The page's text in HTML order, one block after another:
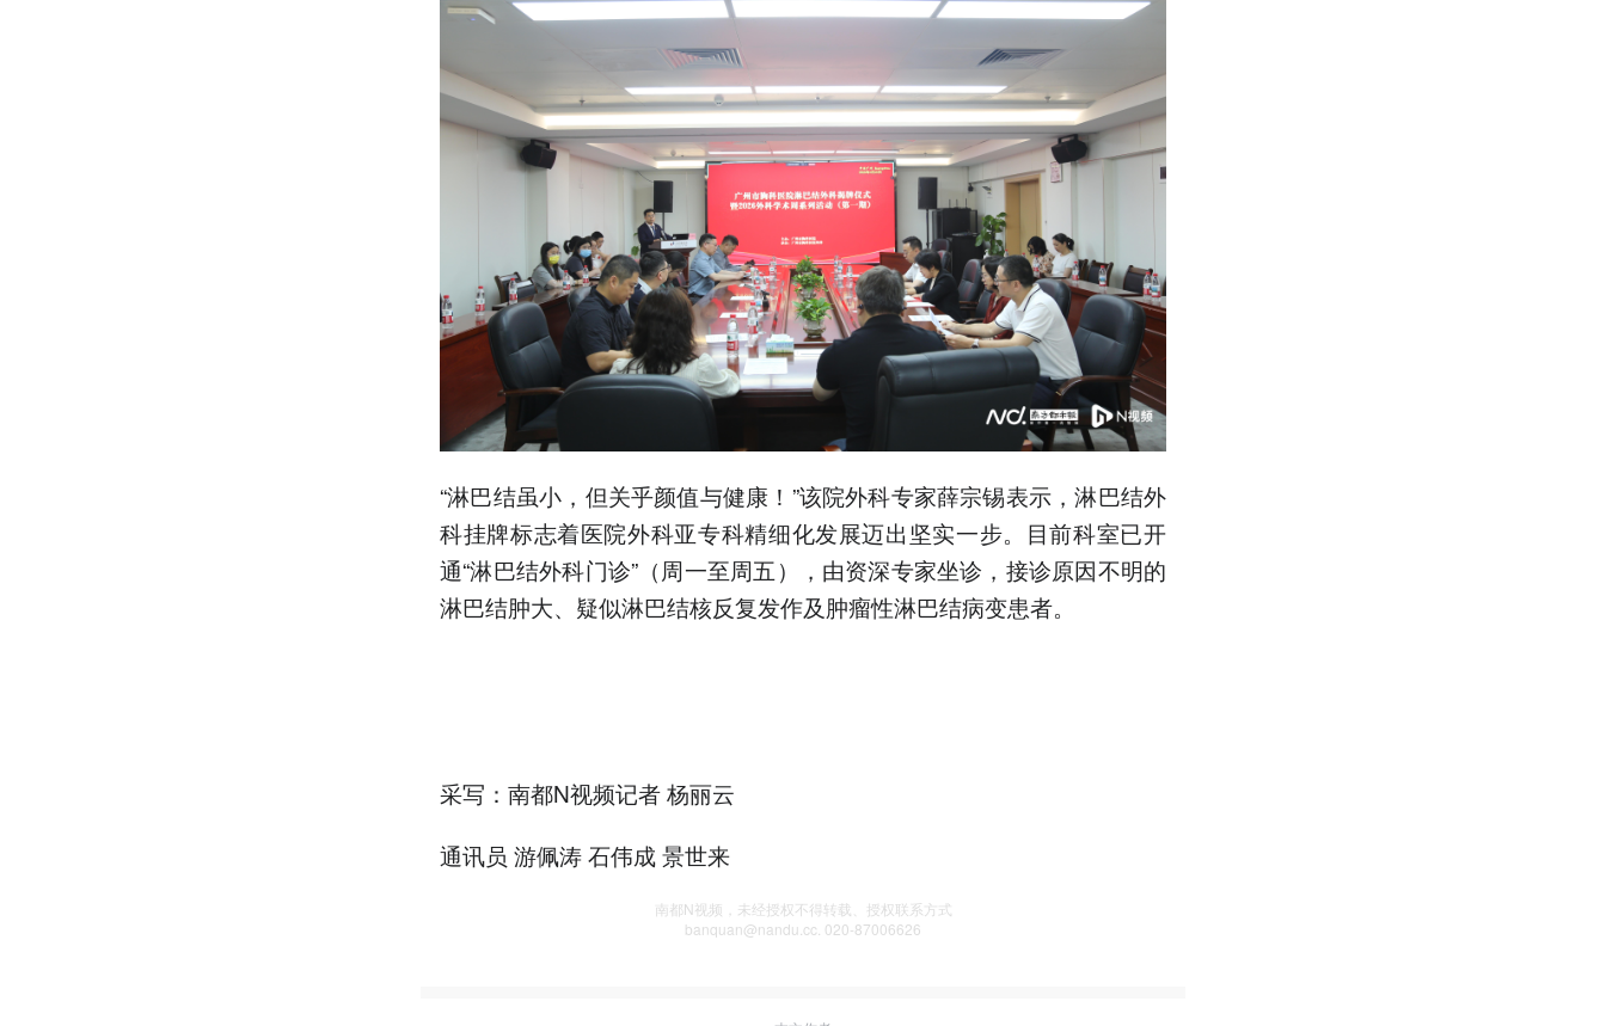
“淋巴结虽小，但关乎颜值与健康！”该院外科专家薛宗锡表示，淋巴结外
科挂牌标志着医院外科亚专科精细化发展迈出坚实一步。目前科室已开
通“淋巴结外科门诊”（周一至周五），由资深专家坐诊，接诊原因不明的
淋巴结肿大、疑似淋巴结核反复发作及肿瘤性淋巴结病变患者。
采写：南都N视频记者 杨丽云
通讯员 游佩涛 石伟成 景世来
南都N视频，未经授权不得转载、授权联系方式
banquan@nandu.cc. 020-87006626